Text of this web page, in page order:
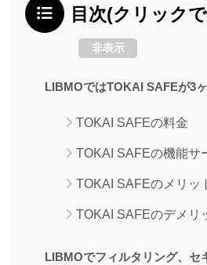
目次(クリック
非表示
LIBMOではTOKAI SAFEが3
TOKAI SAFEの料金
TOKAI SAFEの機能サ
TOKAI SAFEのメリッ
TOKAI SAFEのデメリ
LIBMOでフィルタリング、セ